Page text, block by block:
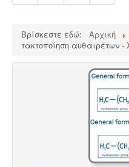
Βρίσκεστε εδώ:
Αρχική
τακτοποίηση αυθαιρέτων -